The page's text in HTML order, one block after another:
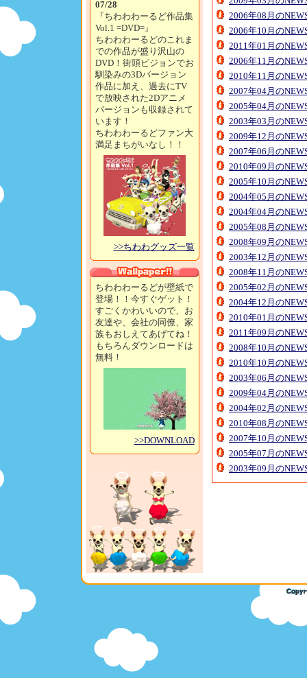
07/28
『ちわわわーるど作品集
Vol.1 =DVD=』
ちわわわーるどのこれま
での作品が盛り沢山の
DVD！街頭ビジョンでお
馴染みの3Dバージョン
作品に加え、過去にTV
で放映された2Dアニメ
バージョンも収録されて
います！
ちわわわーるどファン大
満足まちがいなし！！
>>ちわわグッズ一覧
ちわわわーるどが壁紙で
登場！！今すぐゲット！
すごくかわいいので、お
友達や、会社の同僚、家
族もおしえてあげてね！
もちろんダウンロードは
無料！
>>DOWNLOAD
2006年08月の
2006年10月の
2011年01月の
2006年11月の
2010年11月の
2007年04月の
2005年04月の
2003年03月の
2009年12月の
2007年06月の
2010年09月の
2005年10月の
2004年05月の
2004年04月の
2005年08月の
2008年09月の
2003年12月の
2008年11月の
2005年02月の
2004年12月の
2010年01月の
2011年09月の
2008年10月の
2010年10月の
2003年06月の
2009年04月の
2004年02月の
2010年08月の
2007年10月の
2005年07月の
2003年09月の